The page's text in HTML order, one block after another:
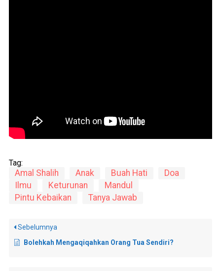
Tag:
Amal Shalih Anak Buah Hati
Doa
Ilmu
Keturunan
Mandul
Pintu Kebaikan
Tanya Jawab
Sebelumnya
Bolehkah Mengaqiqahkan Orang Tua Sendiri?